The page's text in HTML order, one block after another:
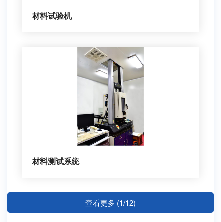
材料试验机
材料测试系统
查看更多 (1/12)